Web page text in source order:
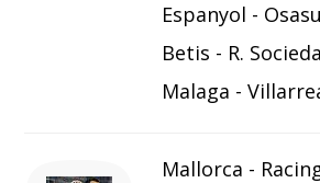
Espanyol -
Betis - R.
Malaga -
Mallorca -